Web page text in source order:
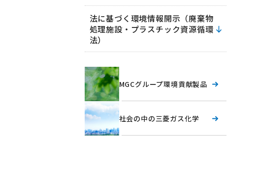
法に基づく環境情報開示（廃棄物
処理施設・プラスチック資源循環
法）
MGCグループ環境貢献製品
社会の中の三菱ガス化学